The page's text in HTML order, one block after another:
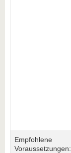
Empfohlene
Voraussetzungen: